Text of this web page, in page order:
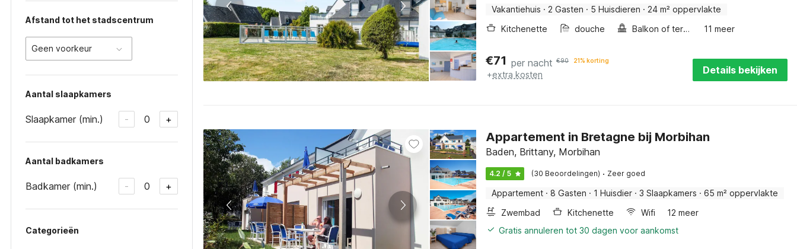
Afstand tot het stadscentrum
Geen voorkeur
Aantal slaapkamers
Slaapkamer (min.) - 0 +
Aantal badkamers
Badkamer (min.) - 0 +
Categorieën
Vakantiehuis · 2 Gasten · 5 Huisdieren · 24 m² oppervlakte
Kitchenette
douche Balkon of terras 11 meer
€71 per nacht €90 21% korting
+extra kosten Details bekijken
Appartement in Bretagne bij Morbihan
Baden, Brittany, Morbihan
4.2 / 5 (30 Beoordelingen) · Zeer goed
Appartement · 8 Gasten · 1 Huisdier · 3 Slaapkamers · 65 m² oppervlakte
Zwembad
Kitchenette Wifi
12 meer
Gratis annuleren tot 30 dagen voor aankomst